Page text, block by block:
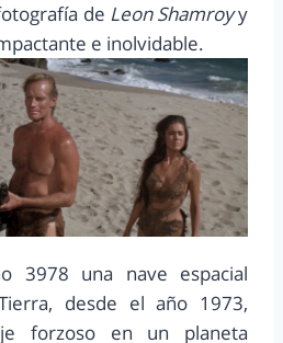
de Leon Shamroyy
e inolvidable.
3978 una nave espacial
desde el año 1973,
forzoso en un planeta